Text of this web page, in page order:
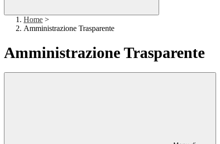
Home >
Amministrazione Trasparente
Amministrazione Trasparente